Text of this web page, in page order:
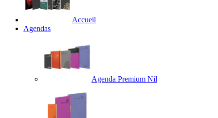
Accueil
Agendas
Agenda Premium Nil